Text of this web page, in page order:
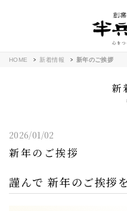
HOME 新着情報 新年のご挨拶
新
新年のご挨拶
2026/01/02
謹んで 新年のご挨拶